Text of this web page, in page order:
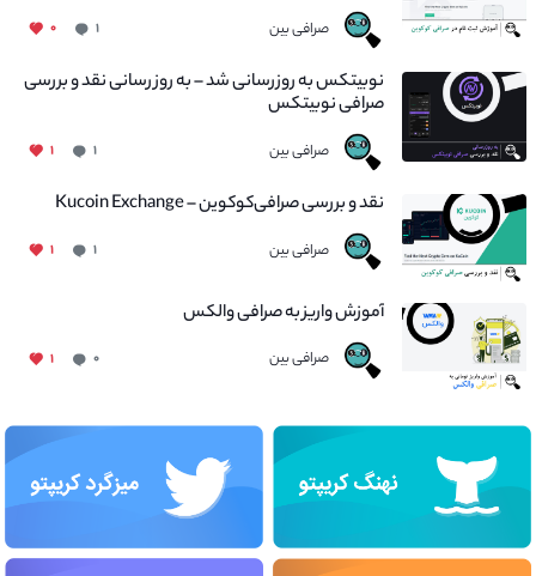
صرافی بین ۱ ۰
نوبیتکس به روزرسانی شد – به روز رسانی نقد و بررسی
صرافی نوبیتکس
صرافی بین ۱ ۱
نقد و بررسی صرافی‌کوکوین – Kucoin Exchange
صرافی بین ۱ ۱
آموزش واریز به صرافی والکس
صرافی بین ۰ ۱